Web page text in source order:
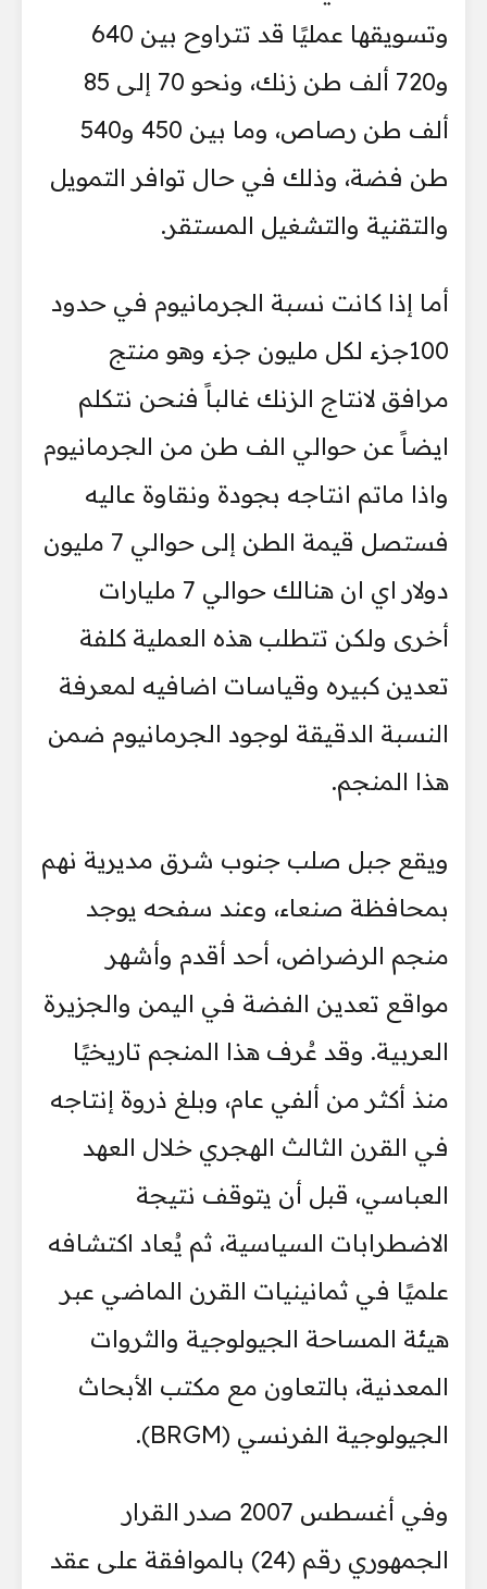
وتسويقها عمليًا قد تتراوح بين 640
و720 ألف طن زنك، ونحو 70 إلى 85
ألف طن رصاص، وما بين 450 و540
طن فضة، وذلك في حال توافر التمويل
والتقنية والتشغيل المستقر.
أما إذا كانت نسبة الجرمانيوم في حدود
100جزء لكل مليون جزء وهو منتج
مرافق لانتاج الزنك غالباً فنحن نتكلم
ايضاً عن حوالي الف طن من الجرمانيوم
واذا ماتم انتاجه بجودة ونقاوة عاليه
فستصل قيمة الطن إلى حوالي 7 مليون
دولار اي ان هنالك حوالي 7 مليارات
أخرى ولكن تتطلب هذه العملية كلفة
تعدين كبيره وقياسات اضافيه لمعرفة
النسبة الدقيقة لوجود الجرمانيوم ضمن
هذا المنجم.
ويقع جبل صلب جنوب شرق مديرية نهم
بمحافظة صنعاء، وعند سفحه يوجد
منجم الرضراض، أحد أقدم وأشهر
مواقع تعدين الفضة في اليمن والجزيرة
العربية. وقد عُرف هذا المنجم تاريخيًا
منذ أكثر من ألفي عام، وبلغ ذروة إنتاجه
في القرن الثالث الهجري خلال العهد
العباسي، قبل أن يتوقف نتيجة
الاضطرابات السياسية، ثم يُعاد اكتشافه
علميًا في ثمانينيات القرن الماضي عبر
هيئة المساحة الجيولوجية والثروات
المعدنية، بالتعاون مع مكتب الأبحاث
الجيولوجية الفرنسي (BRGM).
وفي أغسطس 2007 صدر القرار
الجمهوري رقم (24) بالموافقة على عقد